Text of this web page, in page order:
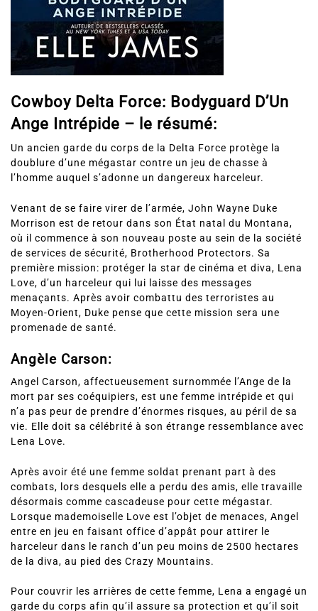
Cowboy Delta Force: Bodyguard D’Un
Ange Intrépide – le résumé:
Un ancien garde du corps de la Delta Force protège la
doublure d’une mégastar contre un jeu de chasse à
l’homme auquel s’adonne un dangereux harceleur.
Venant de se faire virer de l’armée, John Wayne Duke
Morrison est de retour dans son État natal du Montana,
où il commence à son nouveau poste au sein de la société
de services de sécurité, Brotherhood Protectors. Sa
première mission: protéger la star de cinéma et diva, Lena
Love, d’un harceleur qui lui laisse des messages
menaçants. Après avoir combattu des terroristes au
Moyen-Orient, Duke pense que cette mission sera une
promenade de santé.
Angèle Carson:
Angel Carson, affectueusement surnommée l’Ange de la
mort par ses coéquipiers, est une femme intrépide et qui
n’a pas peur de prendre d’énormes risques, au péril de sa
vie. Elle doit sa célébrité à son étrange ressemblance avec
Lena Love.
Après avoir été une femme soldat prenant part à des
combats, lors desquels elle a perdu des amis, elle travaille
désormais comme cascadeuse pour cette mégastar.
Lorsque mademoiselle Love est l’objet de menaces, Angel
entre en jeu en faisant office d’appât pour attirer le
harceleur dans le ranch d’un peu moins de 2500 hectares
de la diva, au pied des Crazy Mountains.
Pour couvrir les arrières de cette femme, Lena a engagé un
garde du corps afin qu’il assure sa protection et qu’il soit